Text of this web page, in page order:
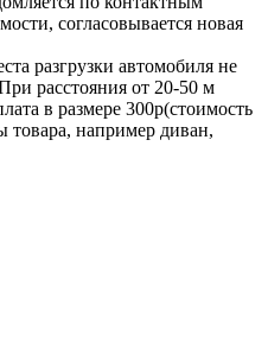
согласовывается новая
разгрузки автомобиля не
расстояния от 20-50 м
в размере 300р(стоимость
товара, например диван,